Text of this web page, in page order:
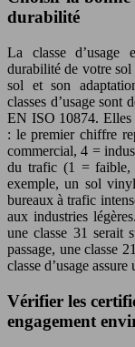
durabilité
La classe d’usage
durabilité de votre
sol et son
classes d’usage sont
EN ISO 10874. Elles
: le premier chiffre
commercial, 4 =
du trafic (1 =
exemple, un sol
bureaux à trafic
aux industries
une classe 31 serait
passage, une classe
classe d’usage
Vérifier les
engagement